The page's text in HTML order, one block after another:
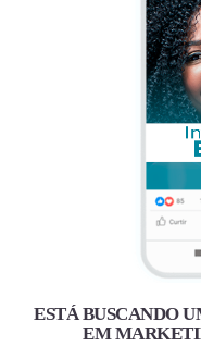
ESTÁ BUSCANDO
EM